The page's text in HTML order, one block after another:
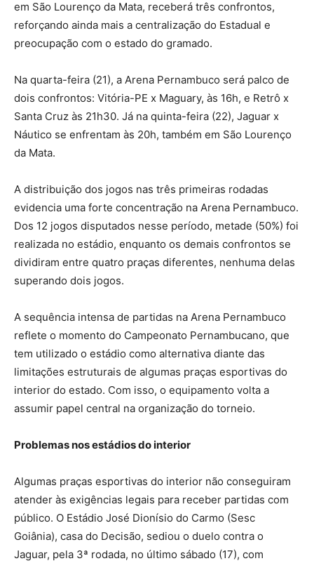
em São Lourenço da Mata, receberá três confrontos,
reforçando ainda mais a centralização do Estadual e
preocupação com o estado do gramado.
Na quarta-feira (21), a Arena Pernambuco será palco de
dois confrontos: Vitória-PE x Maguary, às 16h, e Retrô x
Santa Cruz às 21h30. Já na quinta-feira (22), Jaguar x
Náutico se enfrentam às 20h, também em São Lourenço
da Mata.
A distribuição dos jogos nas três primeiras rodadas
evidencia uma forte concentração na Arena Pernambuco.
Dos 12 jogos disputados nesse período, metade (50%) foi
realizada no estádio, enquanto os demais confrontos se
dividiram entre quatro praças diferentes, nenhuma delas
superando dois jogos.
A sequência intensa de partidas na Arena Pernambuco
reflete o momento do Campeonato Pernambucano, que
tem utilizado o estádio como alternativa diante das
limitações estruturais de algumas praças esportivas do
interior do estado. Com isso, o equipamento volta a
assumir papel central na organização do torneio.
Problemas nos estádios do interior
Algumas praças esportivas do interior não conseguiram
atender às exigências legais para receber partidas com
público. O Estádio José Dionísio do Carmo (Sesc
Goiânia), casa do Decisão, sediou o duelo contra o
Jaguar, pela 3ª rodada, no último sábado (17), com